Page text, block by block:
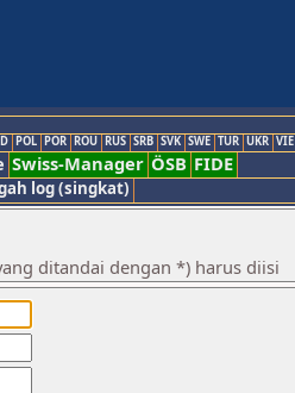
POL POR ROU RUS SRB SVK SWE TUR UKR VIE
Swiss-Manager ÖSB FIDE
log (singkat)
ditandai dengan *) harus diisi